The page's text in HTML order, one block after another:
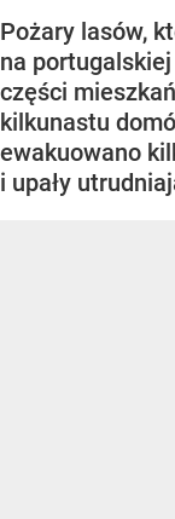
Pożary lasów,
na
części
kilkunastu
ewakuowano
i upały